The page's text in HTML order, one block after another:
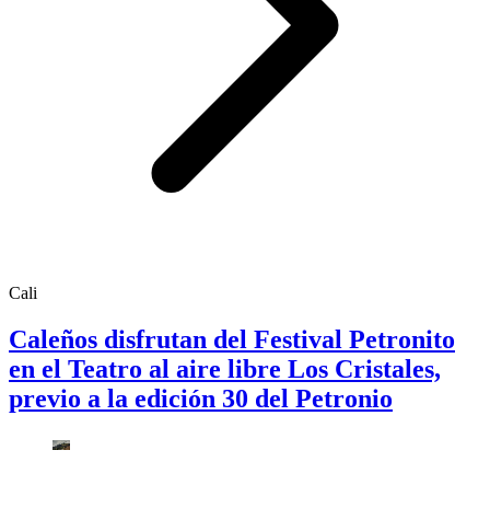
Cali
Caleños disfrutan del Festival Petronito
en el Teatro al aire libre Los Cristales,
previo a la edición 30 del Petronio